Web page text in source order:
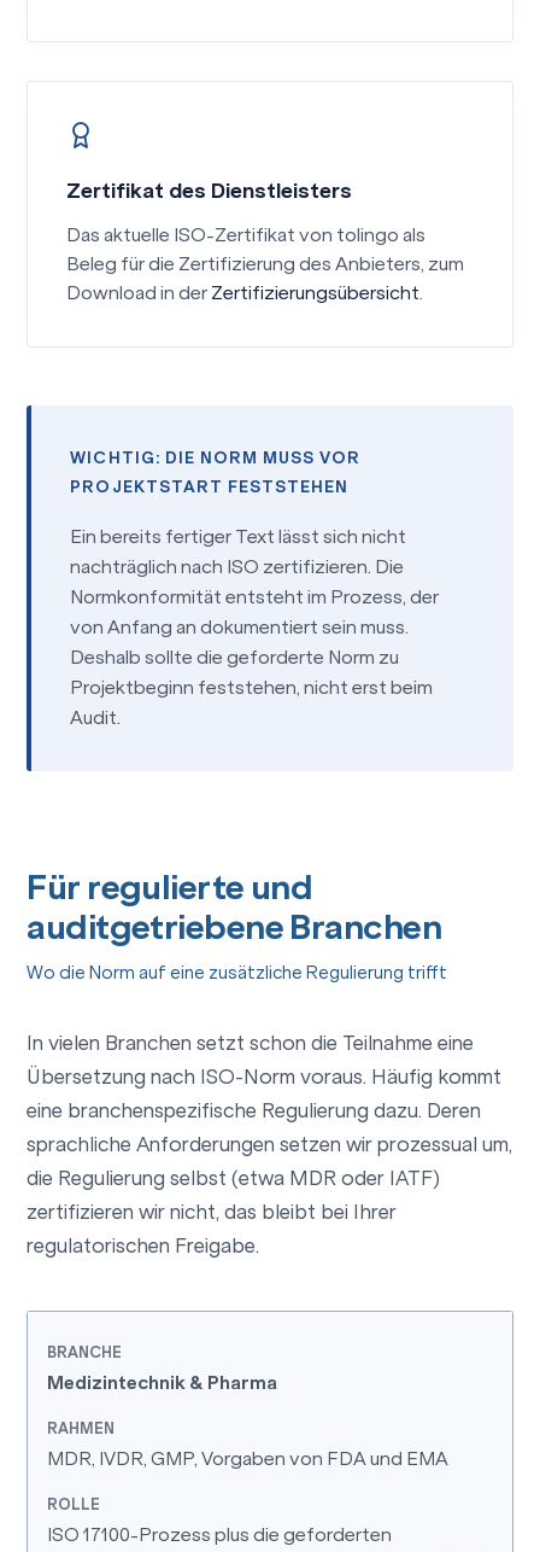
Zertifikat des Dienstleisters
Das aktuelle ISO-Zertifikat von tolingo als
Beleg für die Zertifizierung des Anbieters, zum
Download in der Zertifizierungsübersicht.
WICHTIG: DIE NORM MUSS VOR
PROJEKTSTART FESTSTEHEN
Ein bereits fertiger Text lässt sich nicht
nachträglich nach ISO zertifizieren. Die
Normkonformität entsteht im Prozess, der
von Anfang an dokumentiert sein muss.
Deshalb sollte die geforderte Norm zu
Projektbeginn feststehen, nicht erst beim
Audit.
Für regulierte und
auditgetriebene Branchen
Wo die Norm auf eine zusätzliche Regulierung trifft
In vielen Branchen setzt schon die Teilnahme eine
Übersetzung nach ISO-Norm voraus. Häufig kommt
eine branchenspezifische Regulierung dazu. Deren
sprachliche Anforderungen setzen wir prozessual um,
die Regulierung selbst (etwa MDR oder IATF)
zertifizieren wir nicht, das bleibt bei Ihrer
regulatorischen Freigabe.
Medizintechnik & Pharma
MDR, IVDR, GMP, Vorgaben von FDA und EMA
ISO 17100-Prozess plus die geforderten